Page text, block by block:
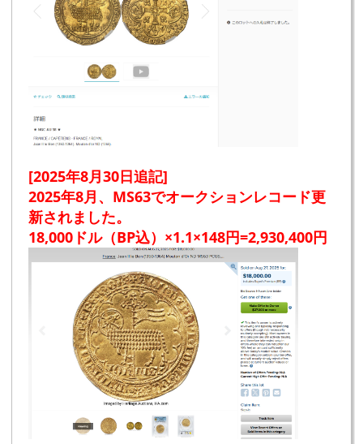
[2025年8月30日追記]
2025年8月、MS63でオークションレコード更
新されました。
18,000ドル（BP込）×1.1×148円=2,930,400円